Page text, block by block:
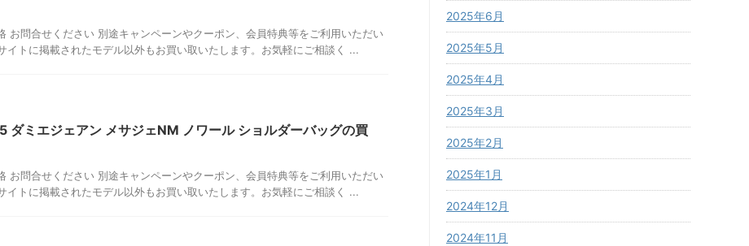
問合せください 別途キャンペーンやクーポン、会員特典等をご利用いただい
イトに掲載されたモデル以外もお買い取いたします。お気軽にご相談く ...
ダミエジェアン メサジェNM ノワール ショルダーバッグの買
問合せください 別途キャンペーンやクーポン、会員特典等をご利用いただい
イトに掲載されたモデル以外もお買い取いたします。お気軽にご相談く ...
2025年6月
2025年5月
2025年4月
2025年3月
2025年2月
2025年1月
2024年12月
2024年11月